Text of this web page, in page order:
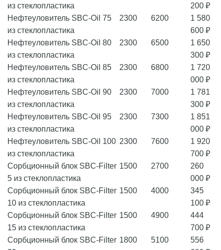
из стеклопластика
200 ₽
Нефтеуловитель SBC-Oil 75
из стеклопластика
2300 6200
1 580
600 ₽
Нефтеуловитель SBC-Oil 80
из стеклопластика
2300 6500
1 650
300 ₽
Нефтеуловитель SBC-Oil 85
из стеклопластика
2300 6800
1 720
000 ₽
Нефтеуловитель SBC-Oil 90
из стеклопластика
2300 7000
1 781
300 ₽
Нефтеуловитель SBC-Oil 95
из стеклопластика
2300 7300
1 851
000 ₽
Нефтеуловитель SBC-Oil 100
из стеклопластика
2300 7600
1 920
700 ₽
Сорбционный блок SBC-Filter
5 из стеклопластика
1500 2700
260
000 ₽
Сорбционный блок SBC-Filter
10 из стеклопластика
1500 4000
345
100 ₽
Сорбционный блок SBC-Filter
15 из стеклопластика
1500 4900
444
700 ₽
Сорбционный блок SBC-Filter 1800 5100
556